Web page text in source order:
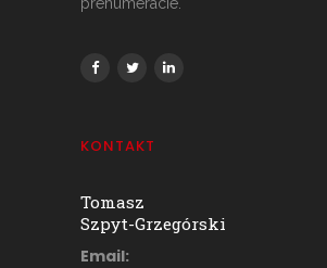
KONTAKT
Tomasz
Szpyt-Grzegórski
Email: